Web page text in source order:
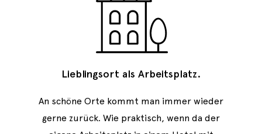
Lieblingsort als Arbeitsplatz.
An schöne Orte kommt man immer wieder
gerne zurück. Wie praktisch, wenn da der